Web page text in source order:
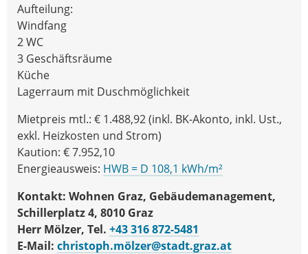
Aufteilung:
Windfang
2 WC
3 Geschäftsräume
Küche
Lagerraum mit Duschmöglichkeit
Mietpreis mtl.: € 1.488,92 (inkl. BK-Akonto, inkl. Ust.,
exkl. Heizkosten und Strom)
Kaution: € 7.952,10
Energieausweis: HWB = D 108,1 kWh/m²
Kontakt: Wohnen Graz, Gebäudemanagement,
Schillerplatz 4, 8010 Graz
Herr Mölzer, Tel. +43 316 872-5481
E-Mail: christoph.mölzer@stadt.graz.at